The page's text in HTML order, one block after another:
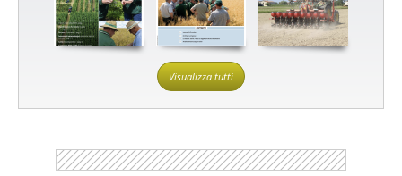
Visualizza tutti